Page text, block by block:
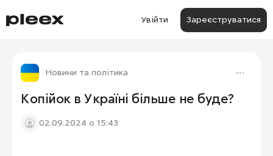
Увійти Зареєструватися
Новини та політика
Копійок в Україні більше не буде?
02.09.2024 о 15:43